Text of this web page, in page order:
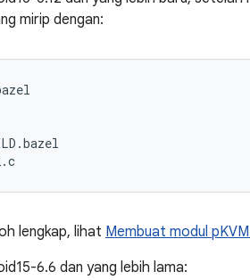
mirip dengan:
lengkap, lihat Membuat modul
6.6 dan yang lebih lama: